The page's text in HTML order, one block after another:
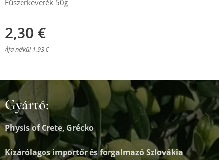
Fűszerkeverék 50g
2,30 €
Áfa nélkül 1,93 €
Gyártó:
Physis of Crete, Grécko
Kizárólagos importőr és forgalmazóSzlovákia